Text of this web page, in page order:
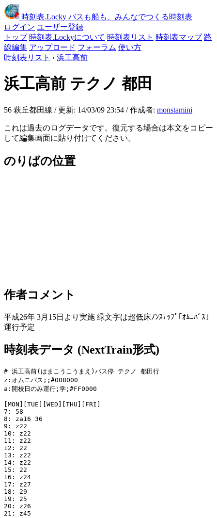
時刻表.Locky バスも船も、みんなでつくる時刻表
ログイン ユーザー登録
トップ 時刻表.Lockyについて 時刻表リスト 時刻表マップ 路
線編集 アップロード フォーラム 使い方
時刻表リスト › 浜工高前
浜工高前 テクノ 都田
56 萩丘都田線 / 更新: 14/03/09 23:54 / 作成者: monstamini
これは過去のログデータです。復元する場合は本文をコピー
して編集画面に貼り付けてください。
のりばの位置
作者コメント
平成26年 3月15日より実施 緑文字は超低床ﾉﾝｽﾃｯﾌﾟ｢ｵﾑﾆﾊﾞｽ｣
運行予定
時刻表データ (NextTrain形式)
# 浜工高前(はまこうこうまえ)バス停 テクノ 都田行
z:オムニバス;;#008000
a:開校日のみ運行;学;#FF0000
[MON][TUE][WED][THU][FRI]
7: 58
8: za16 36
9: z22
10: z22
11: z22
12: 22
13: z22
14: z22
15: 22
16: z24
17: z27
18: 29
19: 25
20: z26
21: z45